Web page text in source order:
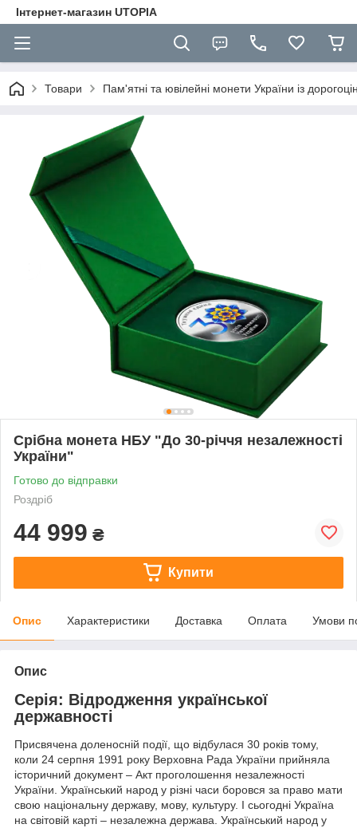
Інтернет-магазин UTOPIA
Товари Пам'ятні та ювілейні монети України із
Срібна монета НБУ "До 30-річчя незалежності
України"
Готово до відправки
Роздріб
44 999 ₴
Купити
Опис Характеристики Доставка Оплата Умови
Опис
Серія: Відродження української
державності
Присвячена доленосній події, що відбулася 30 років тому,
коли 24 серпня 1991 року Верховна Рада України прийняла
історичний документ – Акт проголошення незалежності
України. Український народ у різні часи боровся за право мати
свою національну державу, мову, культуру. І сьогодні Україна
на світовій карті – незалежна держава. Український народ у